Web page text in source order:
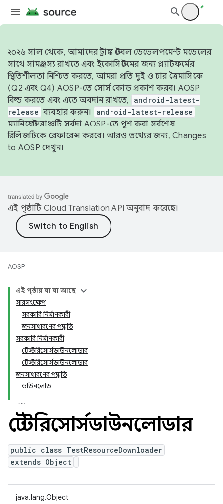
২০২৬ সাল থেকে, আমাদের ট্রাঙ্ক স্টেবল ডেভেলপমেন্ট মডেলের
সাথে সামঞ্জস্য রাখতে এবং ইকোসিস্টেমের জন্য প্ল্যাটফর্মের
স্থিতিশীলতা নিশ্চিত করতে, আমরা প্রতি দুই ও চার ত্রৈমাসিকে
(Q2 এবং Q4) AOSP-তে সোর্স কোড প্রকাশ করব। AOSP
বিল্ড করতে এবং এতে অবদান রাখতে,
android-latest-
release ব্যবহার করুন। android-latest-release
ম্যানিফেস্ট ব্রাঞ্চটি সর্বদা AOSP-তে পুশ করা সর্বশেষ
রিলিজটিকে রেফারেন্স করবে। আরও তথ্যের জন্য, Changes
to AOSP দেখুন।
এই পৃষ্ঠাটি Cloud Translation API অনুবাদ করেছে।
AOSP
এই পৃষ্ঠায় যা যা আছে
সারসংক্ষেপ
সরকারি নির্মাণকারী
জনসাধারণের পদ্ধতি
সরকারি নির্মাণকারী
টেস্টরিসোর্সডাউনলোডার
টেস্টরিসোর্সডাউনলোডার
জনসাধারণের পদ্ধতি
ডাউনলোড
টেস্টরিসোর্সডাউনলোডার
public class TestResourceDownloader
extends Object
java.lang.Object